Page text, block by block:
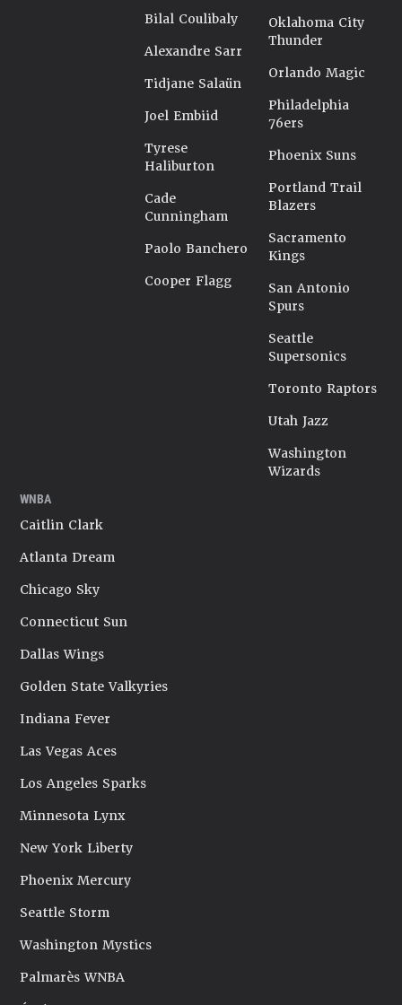
Bilal Coulibaly
Alexandre Sarr
Tidjane Salaün
Joel Embiid
Tyrese
Haliburton
Cade
Cunningham
Paolo Banchero
Cooper Flagg
Oklahoma City
Thunder
Orlando Magic
Philadelphia
76ers
Phoenix Suns
Portland Trail
Blazers
Sacramento
Kings
San Antonio
Spurs
Seattle
Supersonics
Toronto Raptors
Utah Jazz
Washington
Wizards
WNBA
Caitlin Clark
Atlanta Dream
Chicago Sky
Connecticut Sun
Dallas Wings
Golden State Valkyries
Indiana Fever
Las Vegas Aces
Los Angeles Sparks
Minnesota Lynx
New York Liberty
Phoenix Mercury
Seattle Storm
Washington Mystics
Palmarès WNBA